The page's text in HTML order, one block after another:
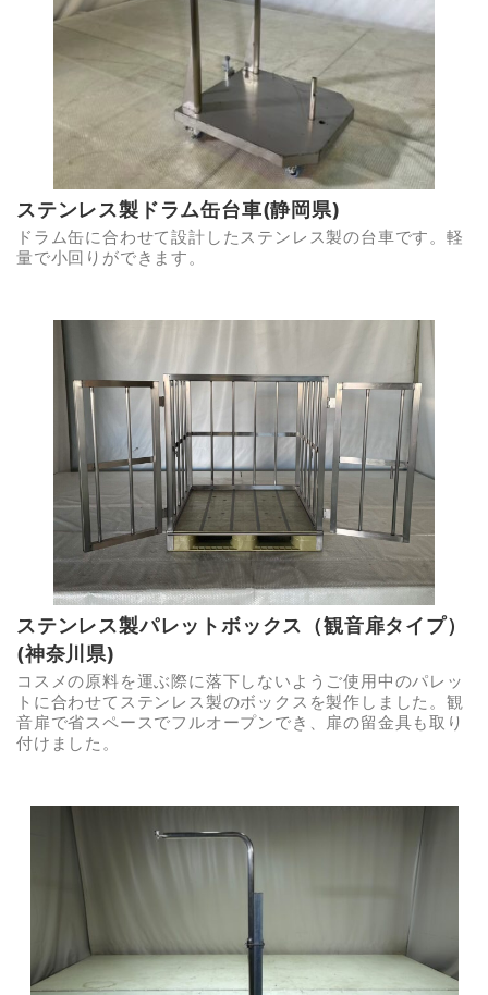
ステンレス製ドラム缶台車(静岡県)
ドラム缶に合わせて設計したステンレス製の台車です。軽
量で小回りができます。
ステンレス製パレットボックス（観音扉タイプ）
(神奈川県)
コスメの原料を運ぶ際に落下しないようご使用中のパレッ
トに合わせてステンレス製のボックスを製作しました。観
音扉で省スペースでフルオープンでき、扉の留金具も取り
付けました。